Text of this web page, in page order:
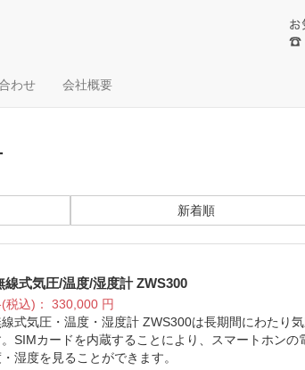
わせ 会社概要
新着順
線式気圧/温度/湿度計 ZWS300
(税込)：330,000 円
式気圧・温度・湿度計 ZWS300は長期間にわたり
SIMカードを内蔵することにより、スマートホン
湿度を見ることができます。